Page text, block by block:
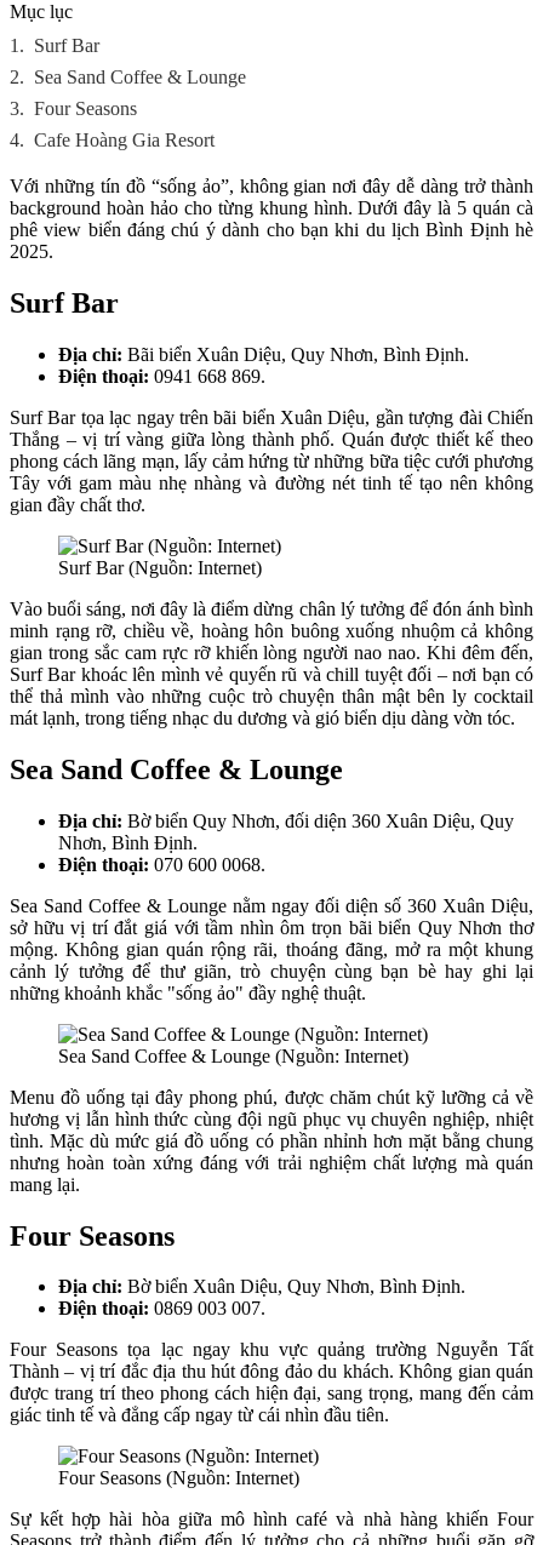
Mục lục
1. Surf Bar
2. Sea Sand Coffee & Lounge
3. Four Seasons
4. Cafe Hoàng Gia Resort
Với những tín đồ “sống ảo”, không gian nơi đây dễ dàng trở thành
background hoàn hảo cho từng khung hình. Dưới đây là 5 quán cà
phê view biển đáng chú ý dành cho bạn khi du lịch Bình Định hè
2025.
Surf Bar
Địa chỉ: Bãi biển Xuân Diệu, Quy Nhơn, Bình Định.
Điện thoại: 0941 668 869.
Surf Bar tọa lạc ngay trên bãi biển Xuân Diệu, gần tượng đài Chiến
Thắng – vị trí vàng giữa lòng thành phố. Quán được thiết kế theo
phong cách lãng mạn, lấy cảm hứng từ những bữa tiệc cưới phương
Tây với gam màu nhẹ nhàng và đường nét tinh tế tạo nên không
gian đầy chất thơ.
Surf Bar (Nguồn: Internet)
Vào buổi sáng, nơi đây là điểm dừng chân lý tưởng để đón ánh bình
minh rạng rỡ, chiều về, hoàng hôn buông xuống nhuộm cả không
gian trong sắc cam rực rỡ khiến lòng người nao nao. Khi đêm đến,
Surf Bar khoác lên mình vẻ quyến rũ và chill tuyệt đối – nơi bạn có
thể thả mình vào những cuộc trò chuyện thân mật bên ly cocktail
mát lạnh, trong tiếng nhạc du dương và gió biển dịu dàng vờn tóc.
Sea Sand Coffee & Lounge
Địa chỉ: Bờ biển Quy Nhơn, đối diện 360 Xuân Diệu, Quy
Nhơn, Bình Định.
Điện thoại: 070 600 0068.
Sea Sand Coffee & Lounge nằm ngay đối diện số 360 Xuân Diệu,
sở hữu vị trí đắt giá với tầm nhìn ôm trọn bãi biển Quy Nhơn thơ
mộng. Không gian quán rộng rãi, thoáng đãng, mở ra một khung
cảnh lý tưởng để thư giãn, trò chuyện cùng bạn bè hay ghi lại
những khoảnh khắc "sống ảo" đầy nghệ thuật.
Sea Sand Coffee & Lounge (Nguồn: Internet)
Menu đồ uống tại đây phong phú, được chăm chút kỹ lưỡng cả về
hương vị lẫn hình thức cùng đội ngũ phục vụ chuyên nghiệp, nhiệt
tình. Mặc dù mức giá đồ uống có phần nhỉnh hơn mặt bằng chung
nhưng hoàn toàn xứng đáng với trải nghiệm chất lượng mà quán
mang lại.
Four Seasons
Địa chỉ: Bờ biển Xuân Diệu, Quy Nhơn, Bình Định.
Điện thoại: 0869 003 007.
Four Seasons tọa lạc ngay khu vực quảng trường Nguyễn Tất
Thành – vị trí đắc địa thu hút đông đảo du khách. Không gian quán
được trang trí theo phong cách hiện đại, sang trọng, mang đến cảm
giác tinh tế và đẳng cấp ngay từ cái nhìn đầu tiên.
Four Seasons (Nguồn: Internet)
Sự kết hợp hài hòa giữa mô hình café và nhà hàng khiến Four